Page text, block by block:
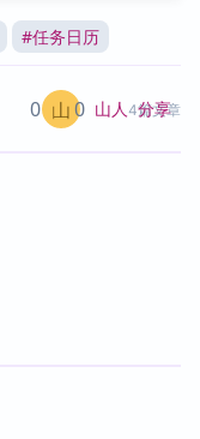
#任务日历
山人 4篇文章
0 0 分享